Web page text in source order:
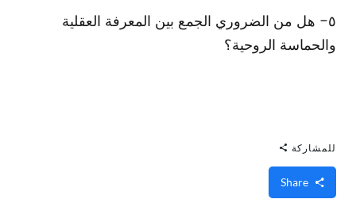
٥- هل من الضروري الجمع بين المعرفة العقلية
والحماسة الروحية؟
للمشاركة